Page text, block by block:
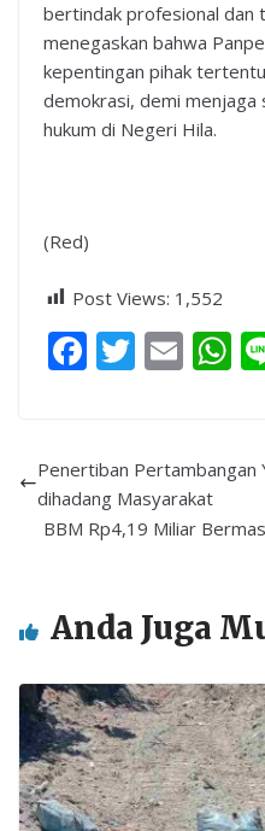
bertindak profesional dan
menegaskan bahwa
kepentingan pihak
demokrasi, demi menjaga
hukum di Negeri Hila.
(Red)
Post Views: 1,552
F
ac
b
o
o
T
w
er
E
m
l
h
s
p
Penertiban Pertambangan
dihadang Masyarakat
BBM Rp4,19 Miliar
Anda Juga